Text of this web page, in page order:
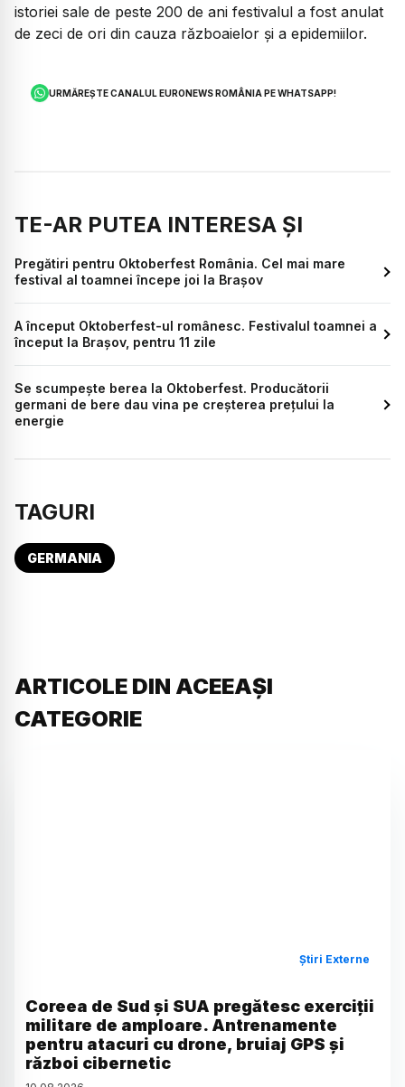
istoriei sale de peste 200 de ani festivalul a fost anulat
de zeci de ori din cauza războaielor și a epidemiilor.
URMĂREȘTE CANALUL EURONEWS ROMÂNIA PE WHATSAPP!
TE-AR PUTEA INTERESA ȘI
Pregătiri pentru Oktoberfest România. Cel mai mare
festival al toamnei începe joi la Brașov
A început Oktoberfest-ul românesc. Festivalul toamnei a
început la Brașov, pentru 11 zile
Se scumpește berea la Oktoberfest. Producătorii
germani de bere dau vina pe creșterea prețului la
energie
TAGURI
GERMANIA
ARTICOLE DIN ACEEAȘI
CATEGORIE
Știri Externe
Coreea de Sud și SUA pregătesc exerciții
militare de amploare. Antrenamente
pentru atacuri cu drone, bruiaj GPS și
război cibernetic